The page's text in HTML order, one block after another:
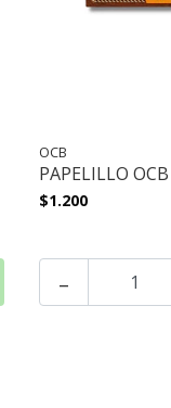
OCB
PAPELILLO
$1.200
-